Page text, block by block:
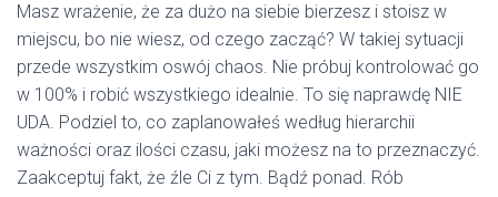
Masz wrażenie, że za dużo na siebie bierzesz i stoisz w
miejscu, bo nie wiesz, od czego zacząć? W takiej sytuacji
przede wszystkim oswój chaos. Nie próbuj kontrolować go
w 100% i robić wszystkiego idealnie. To się naprawdę NIE
UDA. Podziel to, co zaplanowałeś według hierarchii
ważności oraz ilości czasu, jaki możesz na to przeznaczyć.
Zaakceptuj fakt, że źle Ci z tym. Bądź ponad. Rób